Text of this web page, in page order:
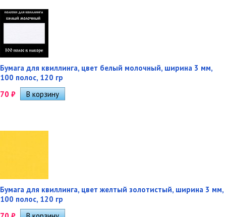
Бумага для квиллинга, цвет белый молочный, ширина 3 мм,
100 полос, 120 гр
70 ₽
Бумага для квиллинга, цвет желтый золотистый, ширина 3 мм,
100 полос, 120 гр